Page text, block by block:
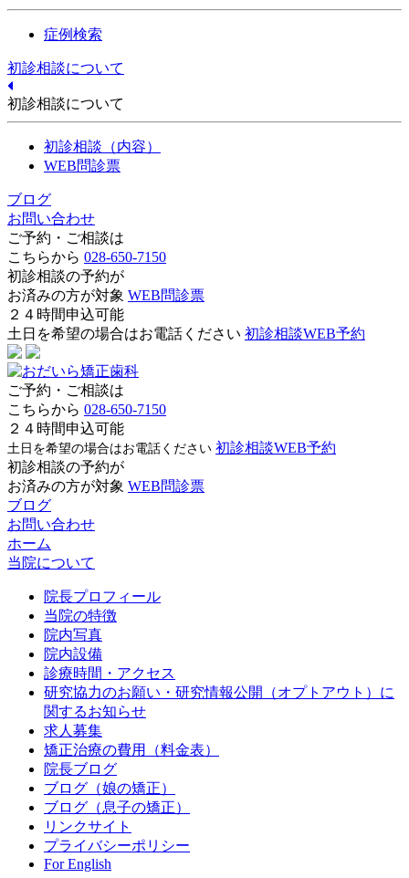
症例検索
初診相談について
初診相談について
初診相談（内容）
WEB問診票
ブログ
お問い合わせ
ご予約・ご相談は
こちらから 028-650-7150
初診相談の予約が
お済みの方が対象 WEB問診票
２４時間申込可能
土日を希望の場合はお電話ください 初診相談WEB予約
ご予約・ご相談は
こちらから 028-650-7150
２４時間申込可能
土日を希望の場合はお電話ください 初診相談WEB予約
初診相談の予約が
お済みの方が対象 WEB問診票
ブログ
お問い合わせ
ホーム
当院について
院長プロフィール
当院の特徴
院内写真
院内設備
診療時間・アクセス
研究協力のお願い・研究情報公開（オプトアウト）に
関するお知らせ
求人募集
矯正治療の費用（料金表）
院長ブログ
ブログ（娘の矯正）
ブログ（息子の矯正）
リンクサイト
プライバシーポリシー
For English